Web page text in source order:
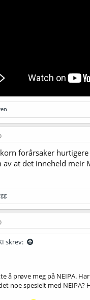
forårsaker
av at det inneheld meir
skrev:
å prøve meg på NEIPA.
noe spesielt med